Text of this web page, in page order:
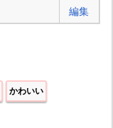
編集
かわいい